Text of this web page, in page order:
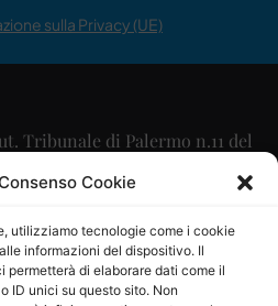
Cookie
utilizziamo tecnologie come i cookie
informazioni del dispositivo. Il
permetterà di elaborare dati come il
ID unici su questo sito. Non
sulla Privacy (UE)
Tribunale di Palermo n.11 del
09/2015
Maurizio Scaglione